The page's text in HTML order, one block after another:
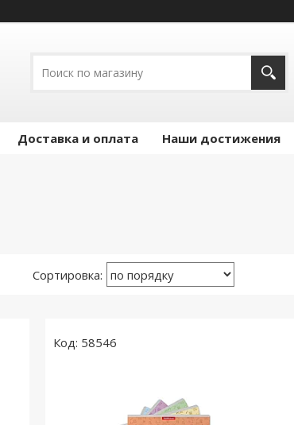
Доставка и оплата Наши достижения
58546